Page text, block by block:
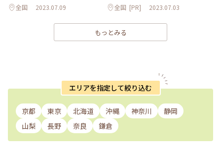
全国 2023.07.09 全国 [PR] 2023.07.03
もっとみる
エリアを指定して絞り込む
京都 東京 北海道 沖縄 神奈川
静岡
山梨
長野 奈良 鎌倉